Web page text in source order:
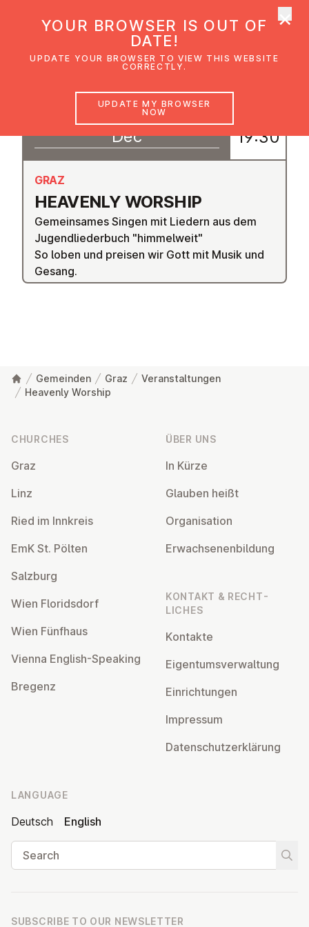
HEAVENLY WORSHIP
GRAZ
Gemeinsames Singen mit Liedern aus dem
Jugendliederbuch "himmelweit"
So loben und preisen wir Gott mit Musik und
Gesang.
11
Dec 19:30
Gemeinden Graz
Veranstaltungen
Heavenly Worship
CHURCHES
Graz
Linz
Ried im Innkreis
EmK St. Pölten
Salzburg
Wien Flor­idsdorf
Wien Fünfhaus
Vienna English-Speaking
Bregenz
ÜBER UNS
In Kürze
Glauben heißt
Or­gan­isa­tion
Er­wach­sen­en­bildung
KONTAKT & RECHT­
LICHES
Kontakte
Ei­gentums­ver­wal­tung
Ein­rich­tun­gen
Impressum
Datens­chutzerklärung
LANGUAGE
Deutsch
English
Search
SUBSCRIBE TO OUR NEWSLETTER
YOUR BROWSER IS OUT OF
DATE!
UPDATE YOUR BROWSER TO VIEW THIS WEBSITE
CORRECTLY.
UPDATE MY BROWSER
NOW
×